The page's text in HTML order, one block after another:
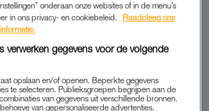
met naaktfoto’s maar ook van
natuurlijk wel in elkaars verlengde, want
misbruikt om die contacten te
Lees ook
slachtoffer van afpersing met naaktfoto’s
onderaan onze websites of in de menu’s
in ons privacy- en cookiebeleid.
Raadpleeg ons
verwerken gegevens voor de volgende
opslaan en/of openen. Beperkte gegevens
te selecteren. Publieksgroepen begrijpen aan de
van gegevens uit verschillende bronnen.
van gepersonaliseerde advertenties.